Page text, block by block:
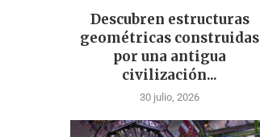
Descubren estructuras
geométricas construidas
por una antigua
civilización...
30 julio, 2026